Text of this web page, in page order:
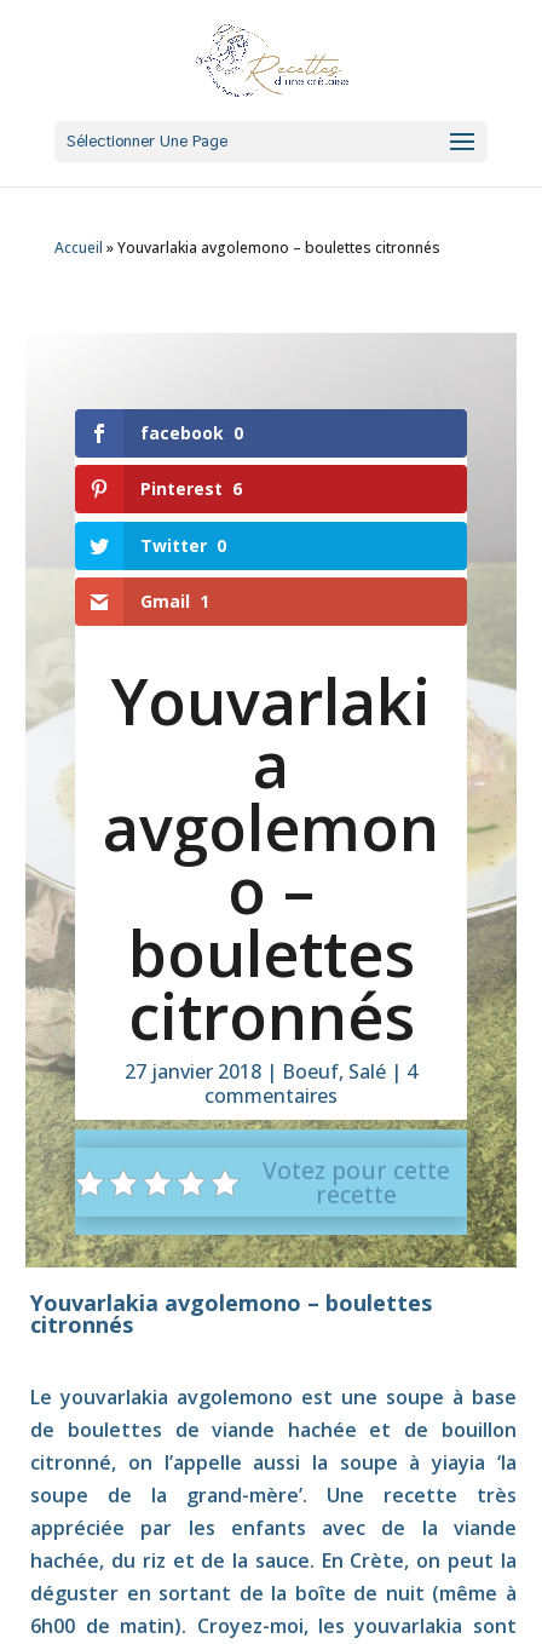
Sélectionner Une Page
Accueil »Youvarlakia avgolemono – boulettes citronnés
facebook 0
Pinterest 6
Twitter 0
Gmail 1
Youvarlaki
a
avgolemon
o –
boulettes
citronnés
27 janvier 2018 | Boeuf, Salé | 4
commentaires
Votez pour cette
recette
Youvarlakia avgolemono – boulettes
citronnés
Le youvarlakia avgolemono est une soupe à base
de boulettes de viande hachée et de bouillon
citronné, on l’appelle aussi la soupe à yiayia ‘la
soupe de la grand-mère’. Une recette très
appréciée par les enfants avec de la viande
hachée, du riz et de la sauce. En Crète, on peut la
déguster en sortant de la boîte de nuit (même à
6h00 de matin). Croyez-moi, les youvarlakia sont